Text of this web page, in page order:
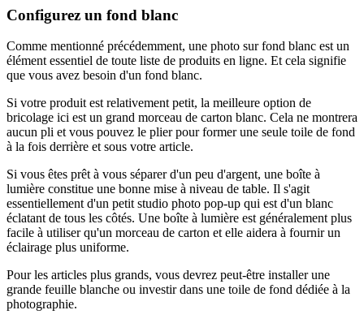
Configurez un fond blanc
Comme mentionné précédemment, une photo sur fond blanc est un
élément essentiel de toute liste de produits en ligne. Et cela signifie
que vous avez besoin d'un fond blanc.
Si votre produit est relativement petit, la meilleure option de
bricolage ici est un grand morceau de carton blanc. Cela ne montrera
aucun pli et vous pouvez le plier pour former une seule toile de fond
à la fois derrière et sous votre article.
Si vous êtes prêt à vous séparer d'un peu d'argent, une boîte à
lumière constitue une bonne mise à niveau de table. Il s'agit
essentiellement d'un petit studio photo pop-up qui est d'un blanc
éclatant de tous les côtés. Une boîte à lumière est généralement plus
facile à utiliser qu'un morceau de carton et elle aidera à fournir un
éclairage plus uniforme.
Pour les articles plus grands, vous devrez peut-être installer une
grande feuille blanche ou investir dans une toile de fond dédiée à la
photographie.